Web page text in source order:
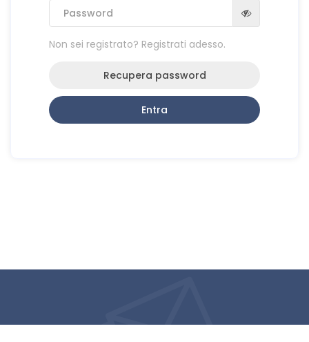
Non sei registrato? Registrati adesso.
Recupera password
Entra